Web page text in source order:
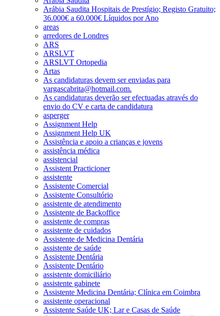
Arábia Saudita Hospitais de Prestígio; Registo Gratuito;
36.000€ a 60.000€ Líquidos por Ano
areas
arredores de Londres
ARS
ARSLVT
ARSLVT Ortopedia
Artas
As candidaturas devem ser enviadas para
vargascabrita@hotmail.com.
As candidaturas deverão ser efectuadas através do
envio do CV e carta de candidatura
asperger
Assignment Help
Assignment Help UK
Assistência e apoio a crianças e jovens
assistência médica
assistencial
Assistent Practicioner
assistente
Assistente Comercial
Assistente Consultório
assistente de atendimento
Assistente de Backoffice
assistente de compras
assistente de cuidados
Assistente de Medicina Dentária
assistente de saúde
Assistente Dentária
Assistente Dentário
assistente domiciliário
assistente gabinete
Assistente Medicina Dentária; Clínica em Coimbra
assistente operacional
Assistente Saúde UK; Lar e Casas de Saúde